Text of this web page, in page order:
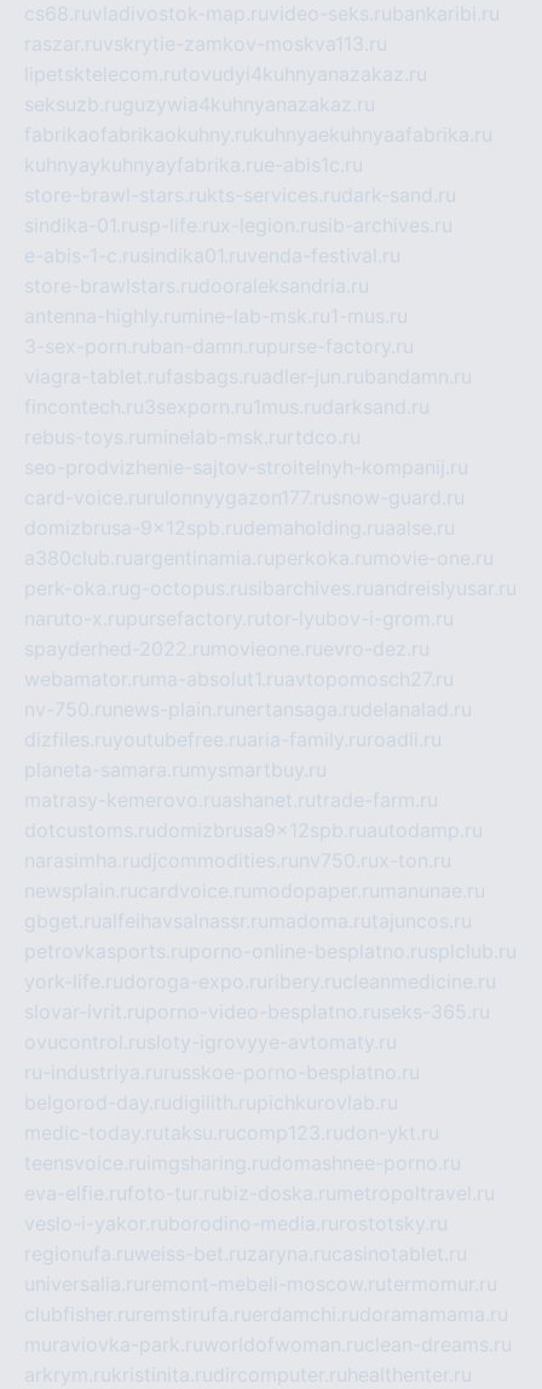
cs68.ruvladivostok-map.ruvideo-seks.rubankaribi.ru
raszar.ruvskrytie-zamkov-moskva113.ru
lipetsktelecom.rutovudyi4kuhnyanazakaz.ru
seksuzb.ruguzywia4kuhnyanazakaz.ru
fabrikaofabrikaokuhny.rukuhnyaekuhnyaafabrika.ru
kuhnyaykuhnyayfabrika.rue-abis1c.ru
store-brawl-stars.rukts-services.rudark-sand.ru
sindika-01.rusp-life.rux-legion.rusib-archives.ru
e-abis-1-c.rusindika01.ruvenda-festival.ru
store-brawlstars.rudooraleksandria.ru
antenna-highly.ru mine-lab-msk.ru1-mus.ru
3-sex-porn.ruban-damn.rupurse-factory.ru
viagra-tablet.rufasbags.ruadler-jun.rubandamn.ru
fincontech.ru3sexporn.ru1mus.rudarksand.ru
rebus-toys.ru minelab-msk.ru rtdco.ru
seo-prodvizhenie-sajtov-stroitelnyh-kompanij.ru
card-voice.ru rulonnyygazon177.rusnow-guard.ru
domizbrusa-9x12spb.rudemaholding.ruaalse.ru
a380club.ruargentinamia.ruperkoka.ru movie-one.ru
perk-oka.rug-octopus.rusibarchives.ruandreislyusar.ru
naruto-x.rupursefactory.rutor-lyubov-i-grom.ru
spayderhed-2022.ru movieone.ruevro-dez.ru
webamator.ru ma-absolut1.ruavtopomosch27.ru
nv-750.ru news-plain.ru nertansaga.rudelanalad.ru
dizfiles.ruyoutubefree.ruaria-family.ru roadli.ru
planeta-samara.ru mysmartbuy.ru
matrasy-kemerovo.ruashanet.rutrade-farm.ru
dotcustoms.rudomizbrusa9x12spb.ruautodamp.ru
narasimha.rudjcommodities.ru nv750.rux-ton.ru
newsplain.rucardvoice.ru modopaper.ru manunae.ru
gbget.rualfeihavsalnassr.ru madoma.rutajuncos.ru
petrovkasports.ruporno-online-besplatno.rusplclub.ru
york-life.rudoroga-expo.ru ribery.rucleanmedicine.ru
slovar-ivrit.ruporno-video-besplatno.ruseks-365.ru
ovucontrol.rusloty-igrovyye-avtomaty.ru
ru-industriya.ru russkoe-porno-besplatno.ru
belgorod-day.rudigilith.rupichkurovlab.ru
medic-today.rutaksu.rucomp123.rudon-ykt.ru
teensvoice.ru imgsharing.rudomashnee-porno.ru
eva-elfie.rufoto-tur.rubiz-doska.ru metropoltravel.ru
veslo-i-yakor.ruborodino-media.ru rostotsky.ru
regionufa.ruweiss-bet.ruzaryna.rucasinotablet.ru
universalia.ru remont-mebeli-moscow.rutermomur.ru
clubfisher.ru remstirufa.ruerdamchi.rudoramamama.ru
muraviovka-park.ruworldofwoman.ruclean-dreams.ru
arkrym.rukristinita.rudircomputer.ru healthenter.ru